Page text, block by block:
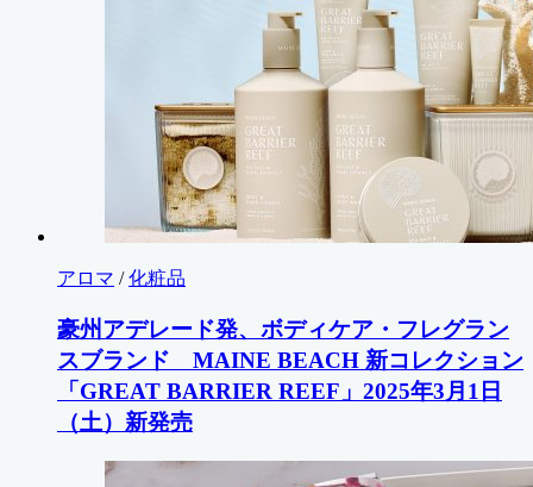
アロマ /化粧品
豪州アデレード発、ボディケア・フレグラン
スブランド MAINE BEACH 新コレクション
「GREAT BARRIER REEF」2025年3月1日
（土）新発売